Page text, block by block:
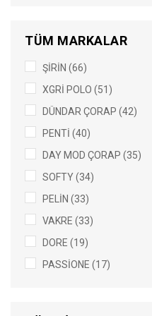
KOYU RENK ASORTİ (16)
KIRMIZI (15)
AÇIK RENK ASORTİ (9)
SAHRA (9)
FÜME (7)
GRİ (7)
DÜZ BEYAZ (6)
LACİVERT (5)
KAHVE(44) (4)
KIRMIZI(20) (4)
MÜRDÜM (4)
TÜM MARKALAR
ŞİRİN (66)
XGRİ POLO (51)
DÜNDAR ÇORAP (42)
PENTİ (40)
DAY MOD ÇORAP (35)
SOFTY (34)
PELİN (33)
VAKRE (33)
DORE (19)
PASSİONE (17)